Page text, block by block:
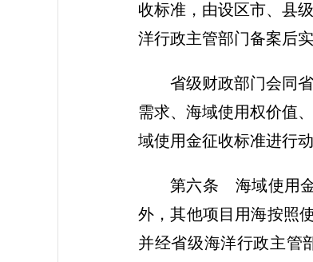
收标准，由设区市、县
洋行政主管部门备案后实
省级财政部门会同
需求、海域使用权价值
域使用金征收标准进行动
第六条 海域使用
外，其他项目用海按照
并经省级海洋行政主管